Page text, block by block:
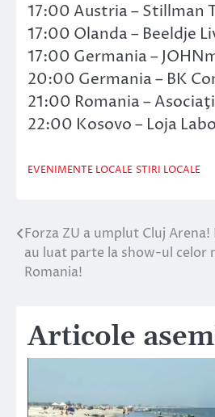
17:00 Austria – Stillman
17:00 Olanda – Beeldje
17:00 Germania –
20:00 Germania – BK
21:00 Romania –
22:00 Kosovo – Loja
EVENIMENTE LOCALE STIRI LOCALE
Navigare
în
Forza ZU a umplut Cluj
au luat parte la show-ul celor
Romania!
Articole